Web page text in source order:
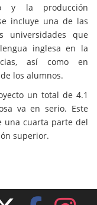
y la producción
incluye una de las
universidades que
inglesa en la
así como en
los alumnos.
un total de 4.1
va en serio. Este
una cuarta parte del
superior.